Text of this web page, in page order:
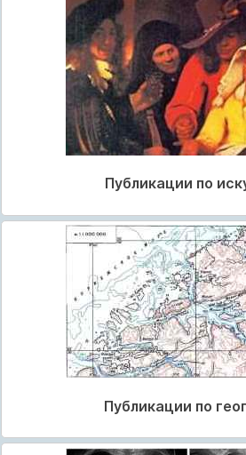
Публикации по
Публикации по